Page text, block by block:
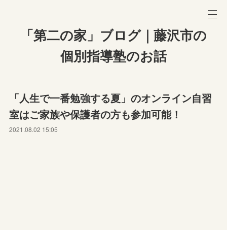
「第二の家」ブログ｜藤沢市の
個別指導塾のお話
「人生で一番勉強する夏」のオンライン自習
室はご家族や保護者の方も参加可能！
2021.08.02 15:05